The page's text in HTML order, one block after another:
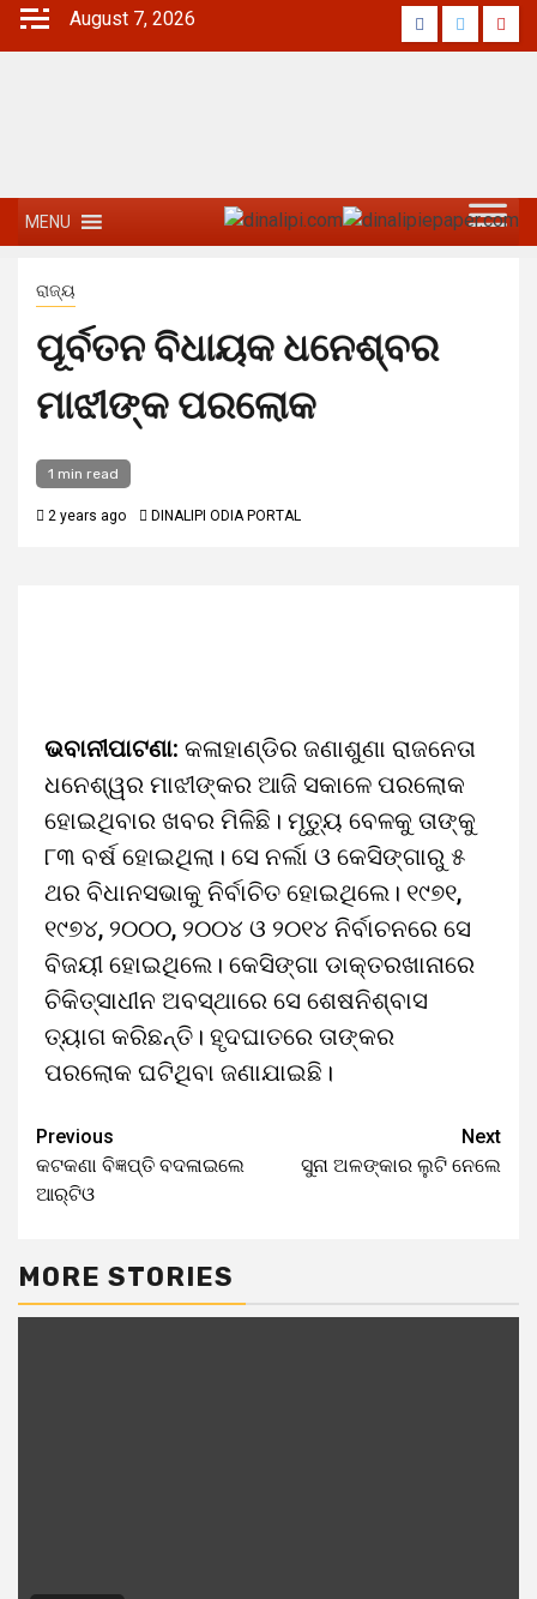
August 7, 2026
MENU
ରାଜ୍ୟ
ପୂର୍ବତନ ବିଧାୟକ ଧନେଶ୍ବର
ମାଝୀଙ୍କ ପରଲୋକ
1 min read
2 years ago DINALIPI ODIA PORTAL
ଭବାନୀପାଟଣା: କଳାହାଣ୍ଡିର ଜଣାଶୁଣା ରାଜନେତା
ଧନେଶ୍ୱର ମାଝୀଙ୍କର ଆଜି ସକାଳେ ପରଲୋକ
ହୋଇଥିବାର ଖବର ମିଳିଛି। ମୃତ୍ୟୁ ବେଳକୁ ତାଙ୍କୁ
୮୩ ବର୍ଷ ହୋଇଥିଲା। ସେ ନର୍ଲା ଓ କେସିଙ୍ଗାରୁ ୫
ଥର ବିଧାନସଭାକୁ ନିର୍ବାଚିତ ହୋଇଥିଲେ। ୧୯୭୧,
୧୯୭୪, ୨୦୦୦, ୨୦୦୪ ଓ ୨୦୧୪ ନିର୍ବାଚନରେ ସେ
ବିଜୟୀ ହୋଇଥିଲେ। କେସିଙ୍ଗା ଡାକ୍ତରଖାନାରେ
ଚିକିତ୍ସାଧୀନ ଅବସ୍ଥାରେ ସେ ଶେଷନିଶ୍ବାସ
ତ୍ୟାଗ କରିଛନ୍ତି। ହୃଦଘାତରେ ତାଙ୍କର
ପରଲୋକ ଘଟିଥିବା ଜଣାଯାଇଛି।
Previous
କଟକଣା ବିଜ୍ଞପ୍ତି ବଦଳାଇଲେ
ଆର୍‌ଟିଓ
Next
ସୁନା ଅଳଙ୍କାର ଲୁଟି ନେଲେ
MORE STORIES